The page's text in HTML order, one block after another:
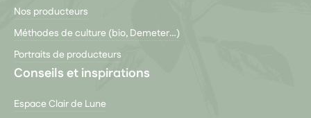
Nos producteurs
Méthodes de culture (bio, Demeter…)
Portraits de producteurs
Conseils et inspirations
Espace Clair de Lune